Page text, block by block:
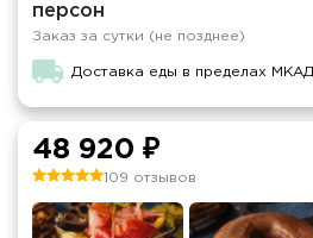
персон
Заказ за сутки (не позднее)
Доставка еды в пределах МКАД
48 920 ₽
109 отзывов